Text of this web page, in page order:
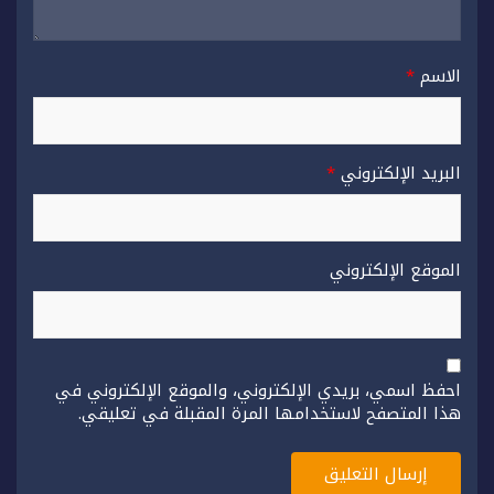
الاسم*
البريد الإلكتروني*
الموقع الإلكتروني
احفظ اسمي، بريدي الإلكتروني، والموقع الإلكتروني في
هذا المتصفح لاستخدامها المرة المقبلة في تعليقي.